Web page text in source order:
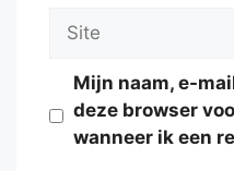
Site
Mijn naam, e-
deze browser
wanneer ik een